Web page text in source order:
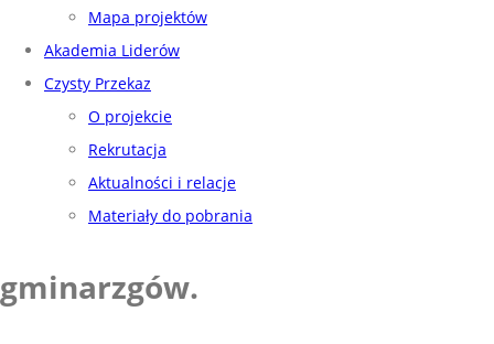
Mapa projektów
Akademia Liderów
Czysty Przekaz
O projekcie
Rekrutacja
Aktualności i relacje
Materiały do pobrania
gminarzgów.